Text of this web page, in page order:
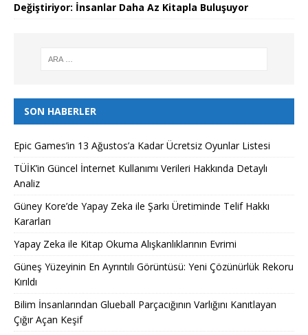
Değiştiriyor: İnsanlar Daha Az Kitapla Buluşuyor
SON HABERLER
Epic Games’in 13 Ağustos’a Kadar Ücretsiz Oyunlar Listesi
TÜİK’in Güncel İnternet Kullanımı Verileri Hakkında Detaylı
Analiz
Güney Kore’de Yapay Zeka ile Şarkı Üretiminde Telif Hakkı
Kararları
Yapay Zeka ile Kitap Okuma Alışkanlıklarının Evrimi
Güneş Yüzeyinin En Ayrıntılı Görüntüsü: Yeni Çözünürlük Rekoru
Kırıldı
Bilim İnsanlarından Glueball Parçacığının Varlığını Kanıtlayan
Çığır Açan Keşif